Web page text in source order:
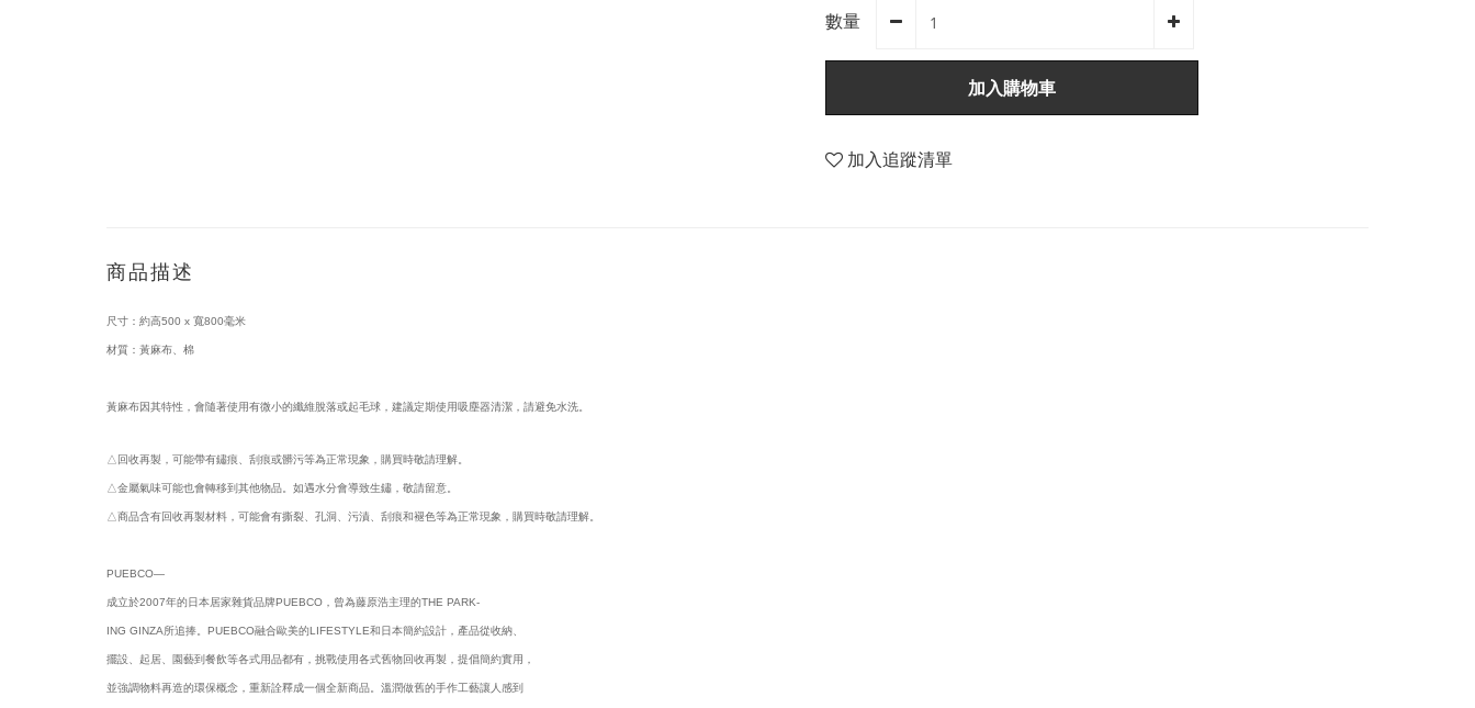
數量
加入購物車
加入追蹤清單
商品描述
尺寸：約高500 x 寬800毫米
材質：黃麻布、棉
黃麻布因其特性，會隨著使用有微小的纖維脫落或起毛球，建議定期使用吸塵器清潔，請避免水洗。
△回收再製，可能帶有鏽痕、刮痕或髒污等為正常現象，購買時敬請理解。
△金屬氣味可能也會轉移到其他物品。如遇水分會導致生鏽，敬請留意。
△商品含有回收再製材料，可能會有撕裂、孔洞、污漬、刮痕和褪色等為正常現象，購買時敬請理解。
PUEBCO—
成立於2007年的日本居家雜貨品牌PUEBCO，曾為藤原浩主理的THE PARK-
ING GINZA所追捧。PUEBCO融合歐美的LIFESTYLE和日本簡約設計，產品從收納、
擺設、起居、園藝到餐飲等各式用品都有，挑戰使用各式舊物回收再製，提倡簡約實用，
並強調物料再造的環保概念，重新詮釋成一個全新商品。溫潤做舊的手作工藝讓人感到